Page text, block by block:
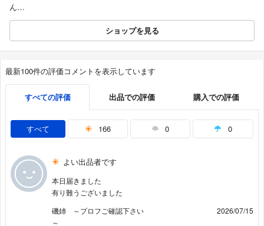
ん…
ショップを見る
最新100件の評価コメントを表示しています
すべての評価 出品での評価 購入での評価
すべて 166 0 0
よい出品者です
本日届きました
有り難うございました
磯姉 ～プロフご確認下さい
～
2026/07/15